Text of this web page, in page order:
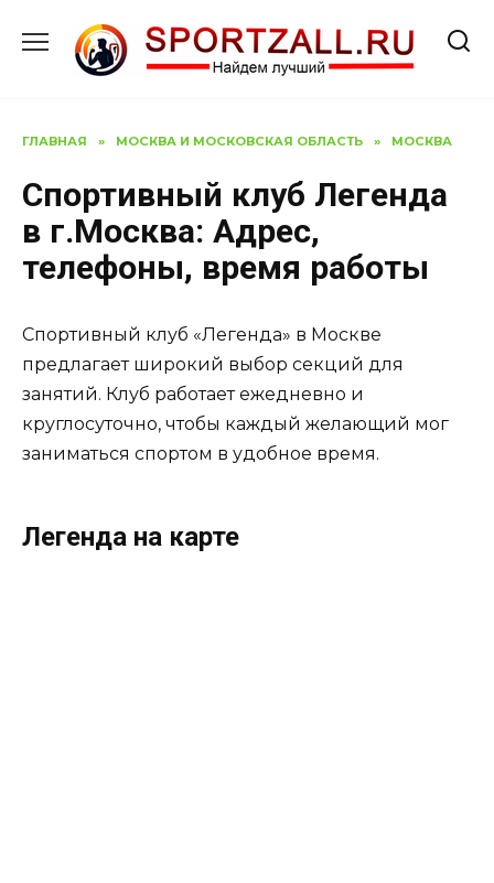
содержанию
ГЛАВНАЯ » МОСКВА И МОСКОВСКАЯ ОБЛАСТЬ » МОСКВА
Спортивный клуб Легенда
в г.Москва: Адрес,
телефоны, время работы
Спортивный клуб «Легенда» в Москве
предлагает широкий выбор секций для
занятий. Клуб работает ежедневно и
круглосуточно, чтобы каждый желающий мог
заниматься спортом в удобное время.
Легенда на карте